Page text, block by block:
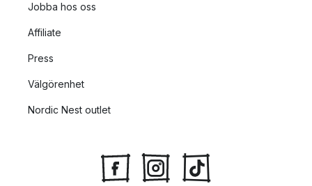
Jobba hos oss
Affiliate
Press
Välgörenhet
Nordic Nest outlet